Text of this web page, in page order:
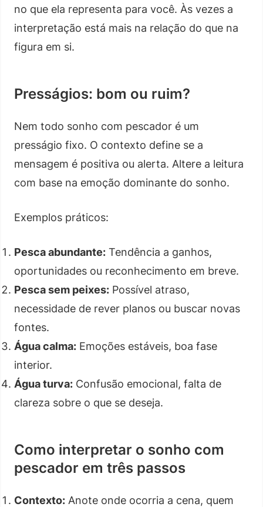
no que ela representa para você. Às vezes a
interpretação está mais na relação do que na
figura em si.
Presságios: bom ou ruim?
Nem todo sonho com pescador é um
presságio fixo. O contexto define se a
mensagem é positiva ou alerta. Altere a leitura
com base na emoção dominante do sonho.
Exemplos práticos:
Pesca abundante: Tendência a ganhos,
oportunidades ou reconhecimento em breve.
Pesca sem peixes: Possível atraso,
necessidade de rever planos ou buscar novas
fontes.
Água calma: Emoções estáveis, boa fase
interior.
Água turva: Confusão emocional, falta de
clareza sobre o que se deseja.
Como interpretar o sonho com
pescador em três passos
Contexto: Anote onde ocorria a cena, quem